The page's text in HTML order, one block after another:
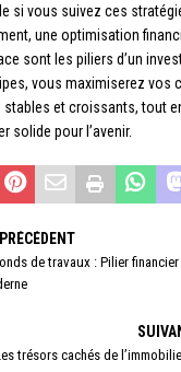
si vous suivez ces
une optimisation
sont les piliers d’un
vous maximiserez vos
et croissants, tout
solide pour l’avenir.
PRÉCÉDENT
de travaux : Pilier
trésors cachés de